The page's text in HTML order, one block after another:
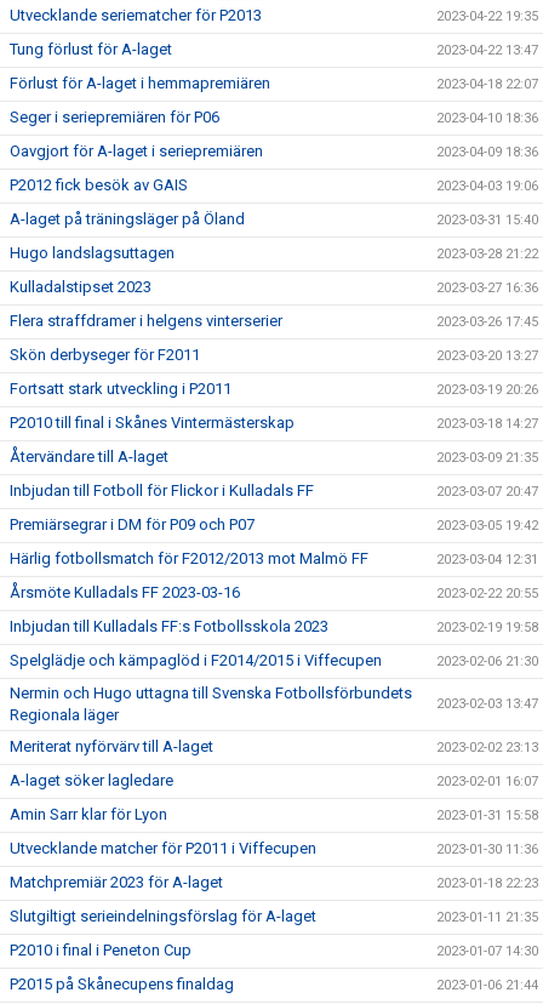
Utvecklande seriematcher för P2013 2023-04-22 19:35
Tung förlust för A-laget 2023-04-22 13:47
Förlust för A-laget i hemmapremiären 2023-04-18 22:07
Seger i seriepremiären för P06 2023-04-10 18:36
Oavgjort för A-laget i seriepremiären 2023-04-09 18:36
P2012 fick besök av GAIS 2023-04-03 19:06
A-laget på träningsläger på Öland 2023-03-31 15:40
Hugo landslagsuttagen 2023-03-28 21:22
Kulladalstipset 2023 2023-03-27 16:36
Flera straffdramer i helgens vinterserier 2023-03-26 17:45
Skön derbyseger för F2011 2023-03-20 13:27
Fortsatt stark utveckling i P2011 2023-03-19 20:26
P2010 till final i Skånes Vintermästerskap 2023-03-18 14:27
Återvändare till A-laget 2023-03-09 21:35
Inbjudan till Fotboll för Flickor i Kulladals FF 2023-03-07 20:47
Premiärsegrar i DM för P09 och P07 2023-03-05 19:42
Härlig fotbollsmatch för F2012/2013 mot Malmö FF 2023-03-04 12:31
Årsmöte Kulladals FF 2023-03-16 2023-02-22 20:55
Inbjudan till Kulladals FF:s Fotbollsskola 2023 2023-02-19 19:58
Spelglädje och kämpaglöd i F2014/2015 i Viffecupen 2023-02-06 21:30
Nermin och Hugo uttagna till Svenska Fotbollsförbundets
Regionala läger
2023-02-03 13:47
Meriterat nyförvärv till A-laget 2023-02-02 23:13
A-laget söker lagledare 2023-02-01 16:07
Amin Sarr klar för Lyon 2023-01-31 15:58
Utvecklande matcher för P2011 i Viffecupen 2023-01-30 11:36
Matchpremiär 2023 för A-laget 2023-01-18 22:23
Slutgiltigt serieindelningsförslag för A-laget 2023-01-11 21:35
P2010 i final i Peneton Cup 2023-01-07 14:30
P2015 på Skånecupens finaldag 2023-01-06 21:44